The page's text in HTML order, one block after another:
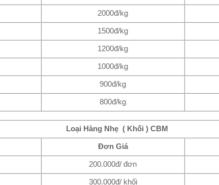
2000đ/kg
1500đ/kg
1200đ/kg
1000đ/kg
900đ/kg
800đ/kg
Loại Hàng Nhẹ ( Khối ) CBM
Đơn Giá
200.000đ/ đơn
300.000đ/ khối